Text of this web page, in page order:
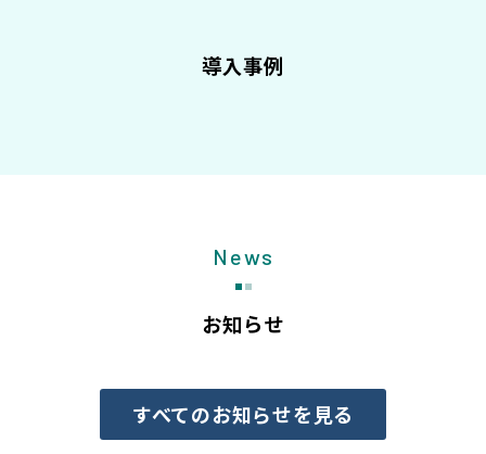
導入事例
News
お知らせ
すべてのお知らせを見る